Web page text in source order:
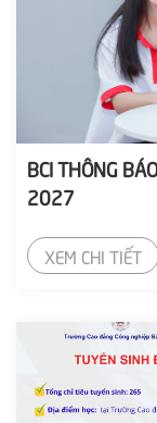
BCI THÔNG
2027
XEM CHI TIẾT